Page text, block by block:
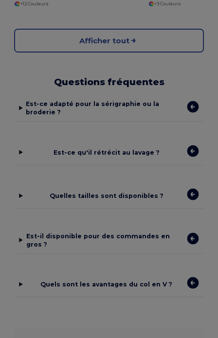
+12 Couleurs
+3 Couleurs
Afficher tout
Questions fréquentes
Est-ce adapté pour la sérigraphie ou la
broderie ?
Est-ce qu'il rétrécit au lavage ?
Quelles tailles sont disponibles ?
Est-il disponible pour des commandes en
gros ?
Quels sont les avantages du col en V ?